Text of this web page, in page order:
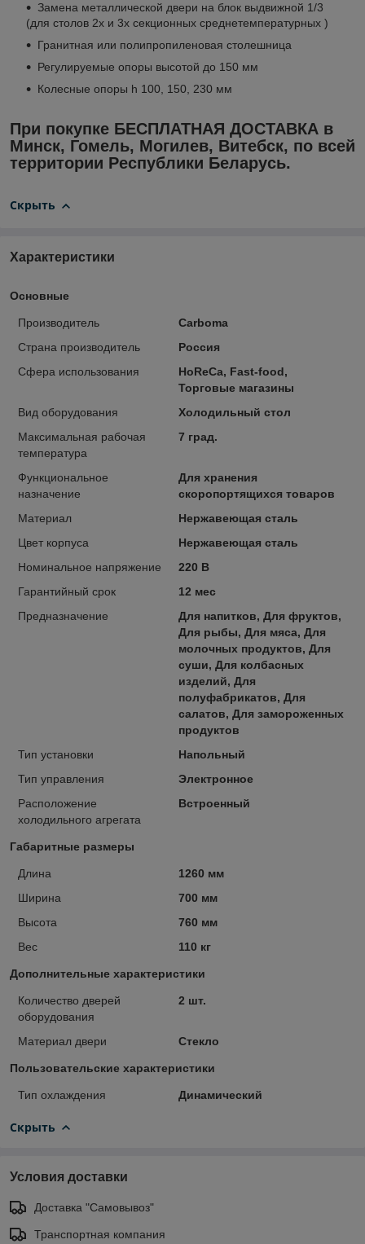
Замена металлической двери на блок выдвижной 1/3
(для столов 2х и 3х секционных среднетемпературных )
Гранитная или полипропиленовая столешница
Регулируемые опоры высотой до 150 мм
Колесные опоры h 100, 150, 230 мм
При покупке БЕСПЛАТНАЯ ДОСТАВКА в
Минск, Гомель, Могилев, Витебск, по всей
территории Республики Беларусь.
Скрыть
Характеристики
Основные
Производитель
Carboma
Страна производитель
Россия
Сфера использования
HoReCa, Fast-food,
Торговые магазины
Вид оборудования
Холодильный стол
Максимальная рабочая
температура
7 град.
Функциональное
назначение
Для хранения
скоропортящихся товаров
Материал
Нержавеющая сталь
Цвет корпуса
Нержавеющая сталь
Номинальное напряжение
220 В
Гарантийный срок
12 мес
Предназначение
Для напитков, Для фруктов,
Для рыбы, Для мяса, Для
молочных продуктов, Для
суши, Для колбасных
изделий, Для
полуфабрикатов, Для
салатов, Для замороженных
продуктов
Тип установки
Напольный
Тип управления
Электронное
Расположение
холодильного агрегата
Встроенный
Габаритные размеры
Длина
1260 мм
Ширина
700 мм
Высота
760 мм
Вес
110 кг
Дополнительные характеристики
Количество дверей
оборудования
2 шт.
Материал двери Стекло
Пользовательские характеристики
Тип охлаждения Динамический
Скрыть
Условия доставки
Доставка "Самовывоз"
Транспортная компания